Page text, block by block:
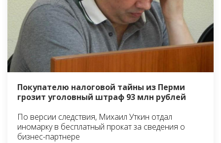
Покупателю налоговой тайны из Перми
грозит уголовный штраф 93 млн рублей
По версии следствия, Михаил Уткин отдал
иномарку в бесплатный прокат за сведения о
бизнес-партнере